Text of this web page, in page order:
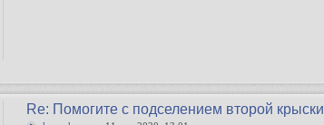
Re: Помогите с подселением второй крыски